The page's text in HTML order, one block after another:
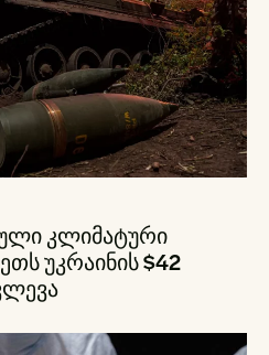
კლიმატური
უკრაინის $42